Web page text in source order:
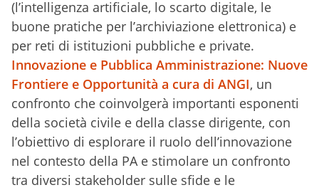
(l’intelligenza artificiale, lo scarto digitale, le
buone pratiche per l’archiviazione elettronica) e
per reti di istituzioni pubbliche e private.
Innovazione e Pubblica Amministrazione: Nuove
Frontiere e Opportunità a cura di ANGI, un
confronto che coinvolgerà importanti esponenti
della società civile e della classe dirigente, con
l’obiettivo di esplorare il ruolo dell’innovazione
nel contesto della PA e stimolare un confronto
tra diversi stakeholder sulle sfide e le